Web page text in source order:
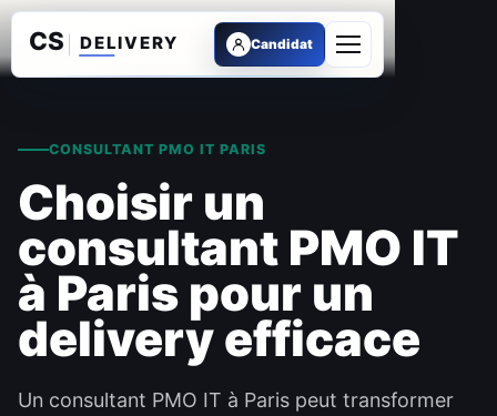
Candidat
Ouvrir le menu
CONSULTANT PMO IT PARIS
Choisir un
consultant PMO IT
à Paris pour un
delivery efficace
Un consultant PMO IT à Paris peut transformer